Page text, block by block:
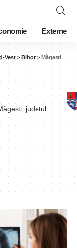
Externe
Vest > Bihor > Măgești
județul